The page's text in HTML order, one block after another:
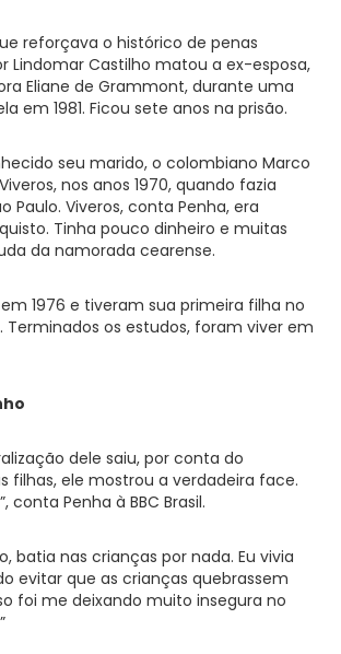
reforçava o histórico de penas
Lindomar Castilho matou a ex-esposa,
Eliane de Grammont, durante uma
em 1981. Ficou sete anos na prisão.
seu marido, o colombiano Marco
nos anos 1970, quando fazia
Paulo. Viveros, conta Penha, era
Tinha pouco dinheiro e muitas
da namorada cearense.
1976 e tiveram sua primeira filha no
Terminados os estudos, foram viver em
dele saiu, por conta do
filhas, ele mostrou a verdadeira face.
conta Penha à BBC Brasil.
batia nas crianças por nada. Eu vivia
evitar que as crianças quebrassem
foi me deixando muito insegura no